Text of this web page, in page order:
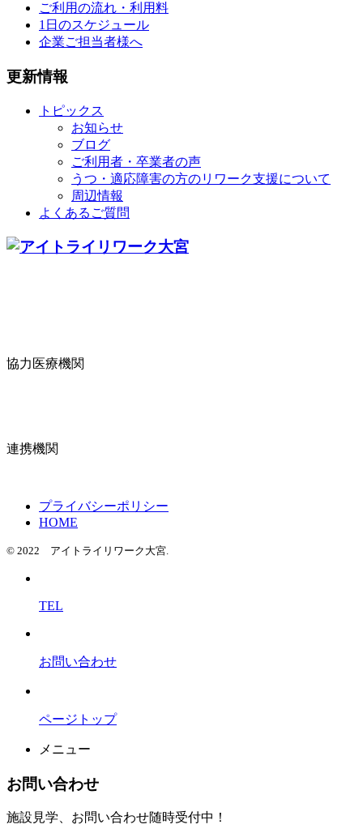
ご利用の流れ・利用料
1日のスケジュール
企業ご担当者様へ
更新情報
トピックス
お知らせ
ブログ
ご利用者・卒業者の声
うつ・適応障害の方のリワーク支援について
周辺情報
よくあるご質問
協力医療機関
連携機関
プライバシーポリシー
HOME
© 2022 アイトライリワーク大宮.
TEL
お問い合わせ
ページトップ
メニュー
お問い合わせ
施設見学、お問い合わせ随時受付中！